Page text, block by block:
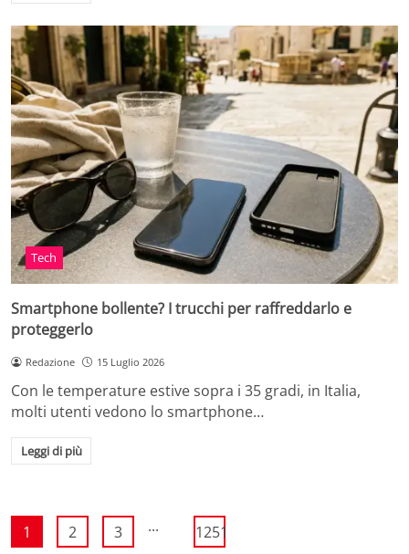
Tech
Smartphone bollente? I trucchi per raffreddarlo e
proteggerlo
Redazione 15 Luglio 2026
Con le temperature estive sopra i 35 gradi, in Italia,
molti utenti vedono lo smartphone…
Leggi di più
1 2 3 ... 1251